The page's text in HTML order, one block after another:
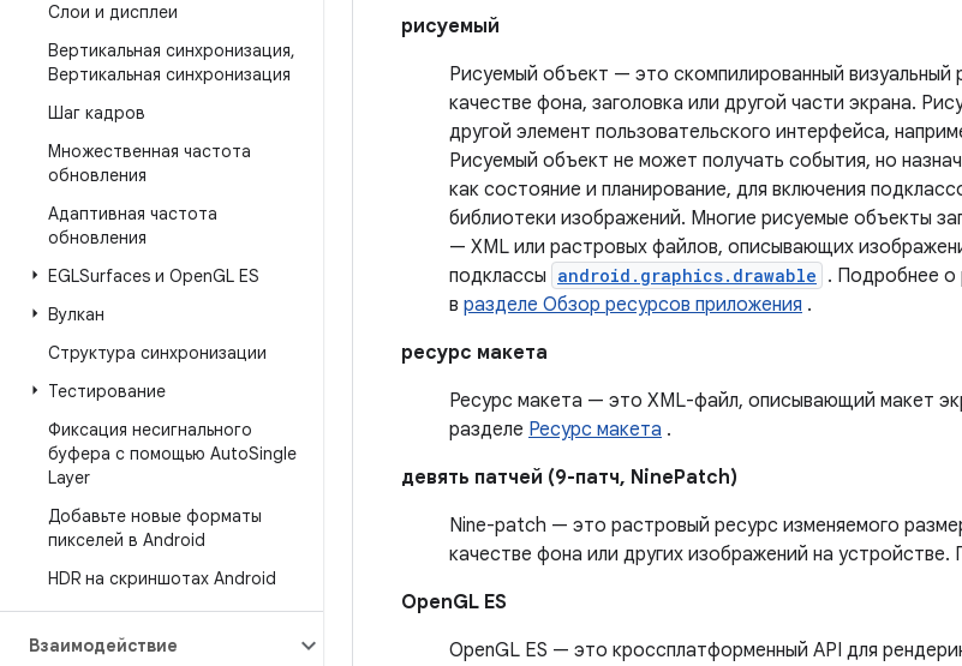
Слои и дисплеи
Вертикальная синхронизация,
Вертикальная синхронизация
Шаг кадров
Множественная частота
обновления
Адаптивная частота
обновления
EGLSurfaces и OpenGL ES
Вулкан
Структура синхронизации
Тестирование
Фиксация несигнального
буфера с помощью AutoSingle
Layer
Добавьте новые форматы
пикселей в Android
HDR на скриншотах Android
Взаимодействие
рисуемый
Рисуемый объект — это скомпилированный визуальный
качестве фона, заголовка или другой части экрана.
другой элемент пользовательского интерфейса,
Рисуемый объект не может получать события, но
как состояние и планирование, для включения
библиотеки изображений. Многие рисуемые объекты
— XML или растровых файлов, описывающих
подклассы android.graphics.drawable . Подробнее о
в разделе Обзор ресурсов приложения .
ресурс макета
Ресурс макета — это XML-файл, описывающий макет
разделе Ресурс макета .
девять патчей (9-патч, NinePatch)
Nine-patch — это растровый ресурс изменяемого
качестве фона или других изображений на устройстве.
OpenGL ES
OpenGL ES — это кроссплатформенный API для